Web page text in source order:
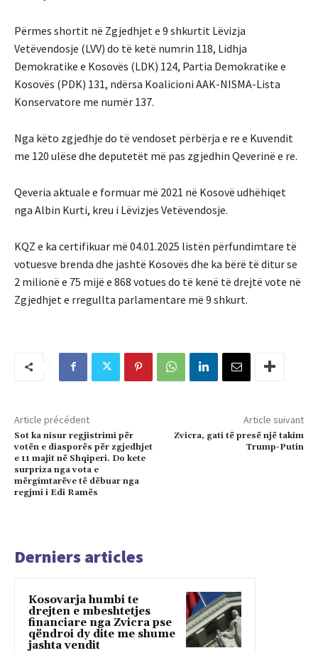
Përmes shortit në Zgjedhjet e 9 shkurtit Lëvizja
Vetëvendosje (LVV) do të ketë numrin 118, Lidhja
Demokratike e Kosovës (LDK) 124, Partia Demokratike e
Kosovës (PDK) 131, ndërsa Koalicioni AAK-NISMA-Lista
Konservatore me numër 137.
Nga këto zgjedhje do të vendoset përbërja e re e Kuvendit
me 120 ulëse dhe deputetët më pas zgjedhin Qeverinë e re.
Qeveria aktuale e formuar mё 2021 në Kosovë udhëhiqet
nga Albin Kurti, kreu i Lëvizjes Vetëvendosje.
KQZ e ka certifikuar më 04.01.2025 listën përfundimtare të
votuesve brenda dhe jashtë Kosovës dhe ka bërë të ditur se
2 milionë e 75 mijë e 868 votues do të kenë të drejtë vote në
Zgjedhjet e rregullta parlamentare më 9 shkurt.
Article précédent
Sot ka nisur regjistrimi për
votën e diasporës për zgjedhjet
e 11 majit në Shqiperi. Do kete
surpriza nga vota e
mërgimtarëve të dëbuar nga
regjmi i Edi Ramës
Article suivant
Zvicra, gati të presë një takim
Trump-Putin
Derniers articles
Kosovarja humbi te
drejten e mbeshtetjes
financiare nga Zvicra pse
qëndroi dy dite me shume
jashta vendit